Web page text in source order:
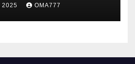
2025 OMA777